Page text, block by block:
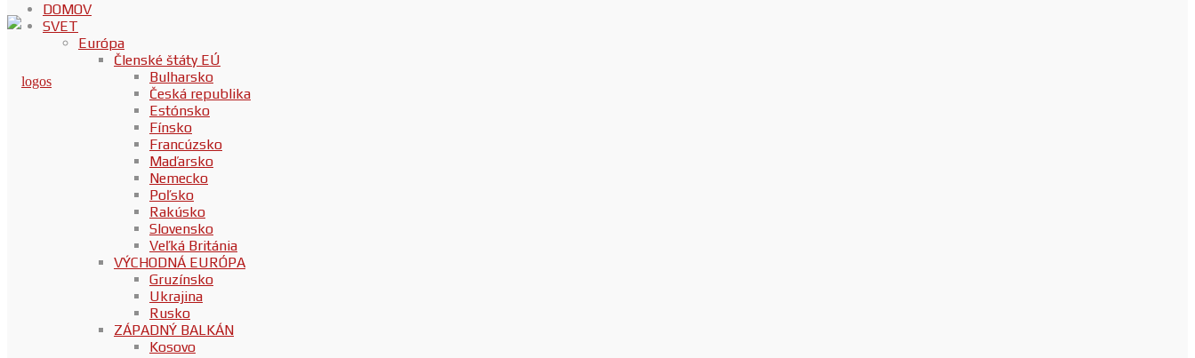
DOMOV
SVET
Európa
Členské štáty EÚ
Bulharsko
Česká republika
Estónsko
Fínsko
Francúzsko
Maďarsko
Nemecko
Poľsko
Rakúsko
Slovensko
Veľká Británia
VÝCHODNÁ EURÓPA
Gruzínsko
Ukrajina
Rusko
ZÁPADNÝ BALKÁN
Kosovo